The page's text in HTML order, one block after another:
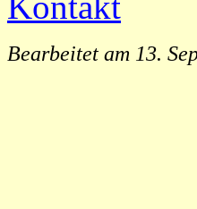
Bearbeitet am 13.